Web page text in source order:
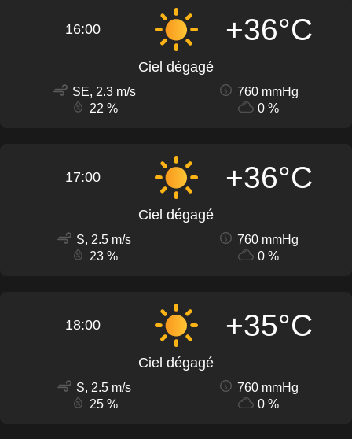
16:00 +36°C
Ciel dégagé
SE, 2.3 m/s
760 mmHg
22 %
0 %
17:00 +36°C
Ciel dégagé
S, 2.5 m/s
760 mmHg
23 %
0 %
18:00 +35°C
Ciel dégagé
S, 2.5 m/s
760 mmHg
25 %
0 %